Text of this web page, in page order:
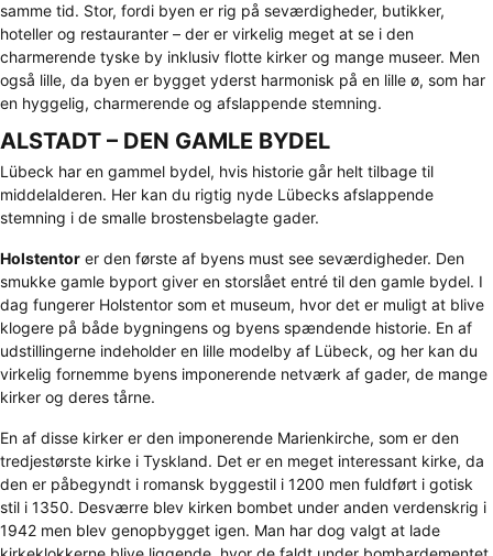
samme tid. Stor, fordi byen er rig på seværdigheder, butikker,
hoteller og restauranter – der er virkelig meget at se i den
charmerende tyske by inklusiv flotte kirker og mange museer. Men
også lille, da byen er bygget yderst harmonisk på en lille ø, som har
en hyggelig, charmerende og afslappende stemning.
ALSTADT – DEN GAMLE BYDEL
Lübeck har en gammel bydel, hvis historie går helt tilbage til
middelalderen. Her kan du rigtig nyde Lübecks afslappende
stemning i de smalle brostensbelagte gader.
Holstentor er den første af byens must see seværdigheder. Den
smukke gamle byport giver en storslået entré til den gamle bydel. I
dag fungerer Holstentor som et museum, hvor det er muligt at blive
klogere på både bygningens og byens spændende historie. En af
udstillingerne indeholder en lille modelby af Lübeck, og her kan du
virkelig fornemme byens imponerende netværk af gader, de mange
kirker og deres tårne.
En af disse kirker er den imponerende Marienkirche, som er den
tredjestørste kirke i Tyskland. Det er en meget interessant kirke, da
den er påbegyndt i romansk byggestil i 1200 men fuldført i gotisk
stil i 1350. Desværre blev kirken bombet under anden verdenskrig i
1942 men blev genopbygget igen. Man har dog valgt at lade